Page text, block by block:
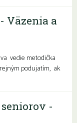
Väzenia a
vedie metodička
podujatím, ak
-